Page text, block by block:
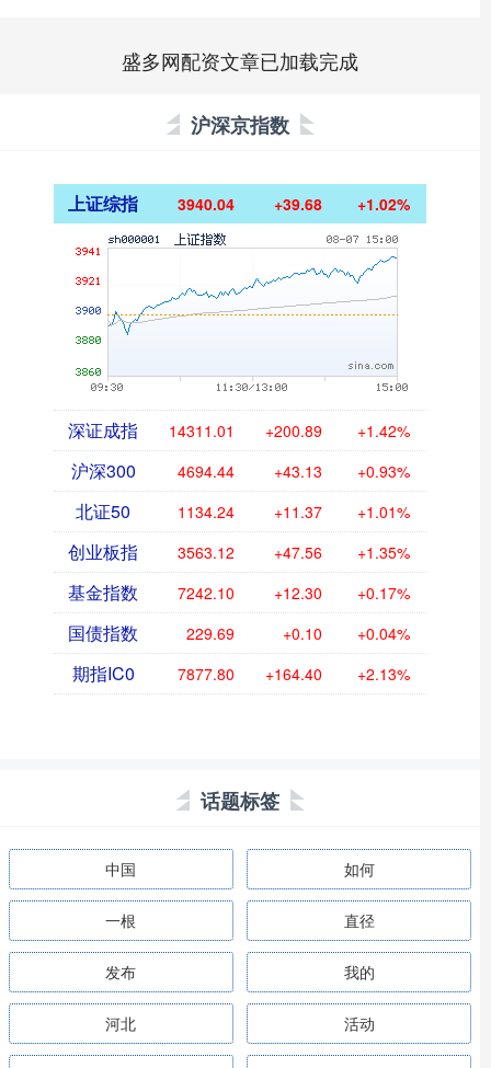
盛多网配资文章已加载完成
沪深京指数
上证综指 3940.04 +39.68 +1.02%
深证成指 14311.01 +200.89 +1.42%
沪深300 4694.44 +43.13 +0.93%
北证50 1134.24 +11.37 +1.01%
创业板指 3563.12 +47.56 +1.35%
基金指数 7242.10 +12.30 +0.17%
国债指数 229.69 +0.10 +0.04%
期指IC0 7877.80 +164.40 +2.13%
话题标签
中国 如何
一根 直径
发布 我的
河北 活动